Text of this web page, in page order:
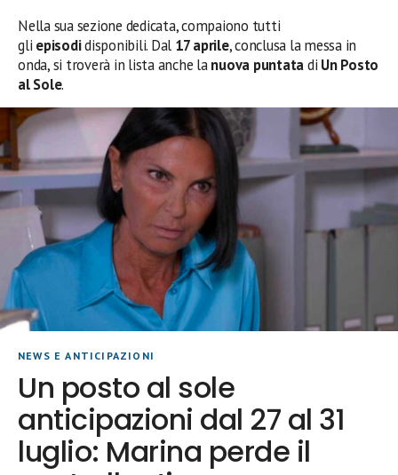
Nella sua sezione dedicata, compaiono tutti
gli episodidisponibili. Dal 17 aprile, conclusa la messa in
onda, si troverà in lista anche lanuova puntatadi Un Posto
al Sole.
NEWS E ANTICIPAZIONI
Un posto al sole
anticipazioni dal 27 al 31
luglio: Marina perde il